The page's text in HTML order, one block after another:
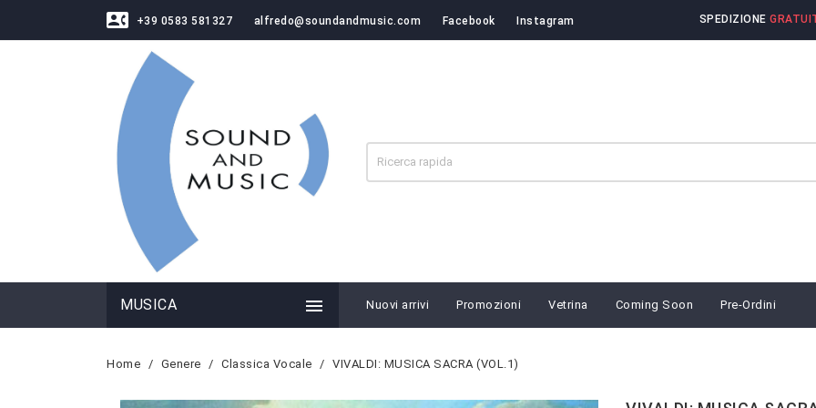
contact_phone +39 0583 581327 alfredo@soundandmusic.com Facebook Instagram SPEDIZIONE
MUSICA  Nuovi arrivi Promozioni Vetrina Coming Soon Pre-Ordini
Home Genere Classica Vocale VIVALDI: MUSICA SACRA (VOL.1)